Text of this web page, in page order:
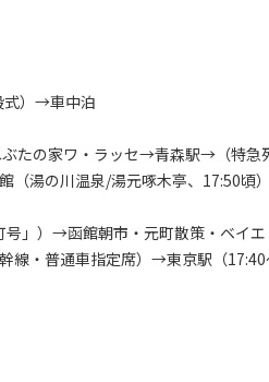
式）→車中泊
たの家ワ・ラッセ→青森駅→（特
湯の川温泉/湯元啄木亭、17:50頃）
号」）→函館朝市・元町散策・ベイ
・普通車指定席）→東京駅（17:40